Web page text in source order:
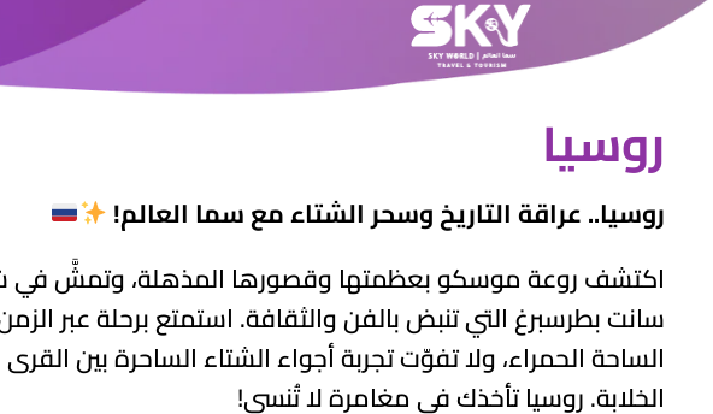
روسيا
روسيا.. عراقة التاريخ وسحر الشتاء مع سما العالم!
اكتشف روعة موسكو بعظمتها وقصورها المذهلة، وتمشَّ في
سانت بطرسبرغ التي تنبض بالفن والثقافة. استمتع برحلة عبر
الساحة الحمراء، ولا تفوّت تجربة أجواء الشتاء الساحرة بين
الخلابة. روسيا تأخذك في مغامرة لا تُنسى!